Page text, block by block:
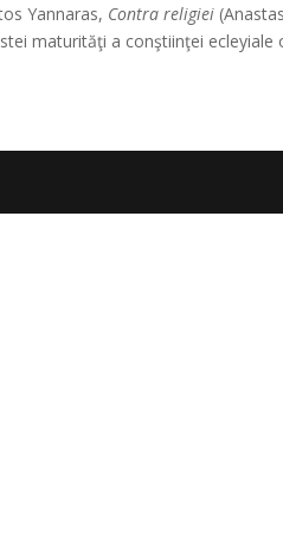
Yannaras, Contra religiei
maturităţi a conştiinţei ecleyiale